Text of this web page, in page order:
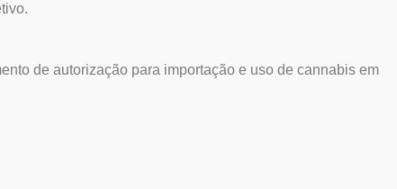
de autorização para importação e uso de cannabis em